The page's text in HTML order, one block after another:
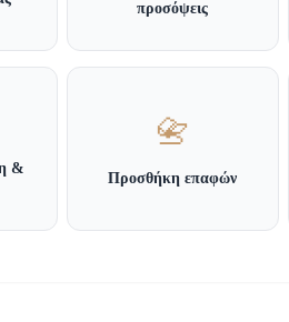
προσόψεις
&
📇
Προσθήκη επαφών